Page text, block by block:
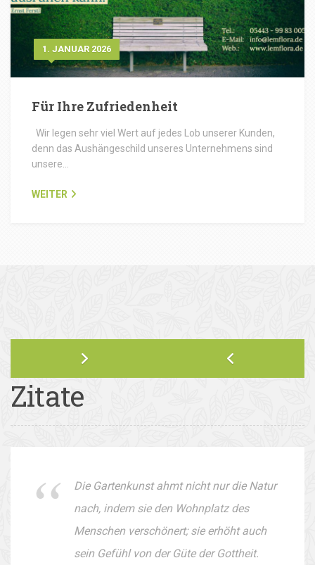
1. JANUAR 2026
Für Ihre Zufriedenheit
Wir legen sehr viel Wert auf jedes Lob unserer Kunden,
denn das Aushängeschild unseres Unternehmens sind
unsere…
WEITER
Zitate
Die Gartenkunst ahmt nicht nur die Natur
nach, indem sie den Wohnplatz des
Menschen verschönert; sie erhöht auch
sein Gefühl von der Güte der Gottheit.